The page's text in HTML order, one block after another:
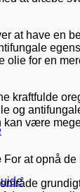
at have en
olie for en
kraftfulde
og
kan være
For at opnå